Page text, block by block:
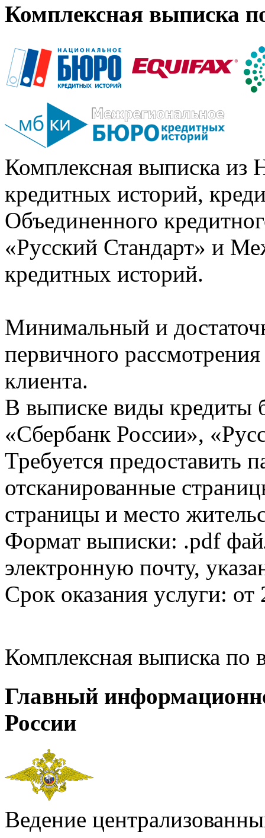
Комплексная выписка
Комплексная выписка из
кредитных историй,
Объединенного
«Русский Стандарт» и
кредитных историй.
Минимальный и
первичного
клиента.
В выписке виды кредиты
«Сбербанк России»,
Требуется предоставить
отсканированные
страницы и место
Формат выписки: .pdf
электронную почту,
Срок оказания услуги: от
Комплексная выписка
Главный
России
Ведение